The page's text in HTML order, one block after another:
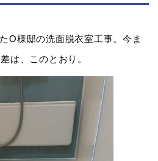
O様邸の洗面脱衣室工事。今ま
は、このとおり。